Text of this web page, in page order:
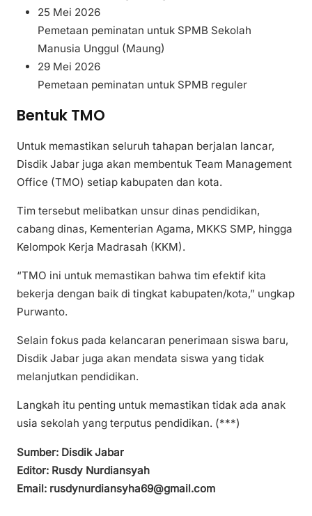
25 Mei 2026
Pemetaan peminatan untuk SPMB Sekolah
Manusia Unggul (Maung)
29 Mei 2026
Pemetaan peminatan untuk SPMB reguler
Bentuk TMO
Untuk memastikan seluruh tahapan berjalan lancar,
Disdik Jabar juga akan membentuk Team Management
Office (TMO) setiap kabupaten dan kota.
Tim tersebut melibatkan unsur dinas pendidikan,
cabang dinas, Kementerian Agama, MKKS SMP, hingga
Kelompok Kerja Madrasah (KKM).
“TMO ini untuk memastikan bahwa tim efektif kita
bekerja dengan baik di tingkat kabupaten/kota,” ungkap
Purwanto.
Selain fokus pada kelancaran penerimaan siswa baru,
Disdik Jabar juga akan mendata siswa yang tidak
melanjutkan pendidikan.
Langkah itu penting untuk memastikan tidak ada anak
usia sekolah yang terputus pendidikan. (***)
Sumber: Disdik Jabar
Editor: Rusdy Nurdiansyah
Email: rusdynurdiansyha69@gmail.com